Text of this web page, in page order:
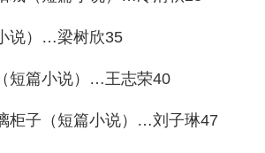
说）…梁树欣35
短篇小说）…王志荣40
柜子（短篇小说）…刘子琳47